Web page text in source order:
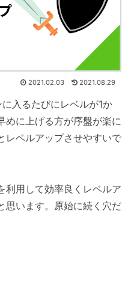
2021.02.03 2021.08.29
入るたびにレベルが1か
めに上げる方が序盤が楽に
レベルアップさせやすいで
利用して効率良くレベルア
思います。原始に続く穴だ